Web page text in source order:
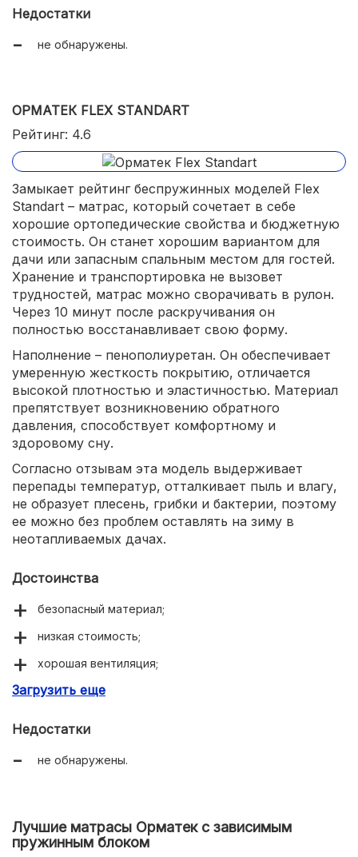
Недостатки
не обнаружены.
ОРМАТЕК FLEX STANDART
Рейтинг: 4.6
Замыкает рейтинг беспружинных моделей Flex
Standart – матрас, который сочетает в себе
хорошие ортопедические свойства и бюджетную
стоимость. Он станет хорошим вариантом для
дачи или запасным спальным местом для гостей.
Хранение и транспортировка не вызовет
трудностей, матрас можно сворачивать в рулон.
Через 10 минут после раскручивания он
полностью восстанавливает свою форму.
Наполнение – пенополиуретан. Он обеспечивает
умеренную жесткость покрытию, отличается
высокой плотностью и эластичностью. Материал
препятствует возникновению обратного
давления, способствует комфортному и
здоровому сну.
Согласно отзывам эта модель выдерживает
перепады температур, отталкивает пыль и влагу,
не образует плесень, грибки и бактерии, поэтому
ее можно без проблем оставлять на зиму в
неотапливаемых дачах.
Достоинства
безопасный материал;
низкая стоимость;
хорошая вентиляция;
длительный срок эксплуатации;
Загрузить еще
Недостатки
не обнаружены.
Лучшие матрасы Орматек с зависимым
пружинным блоком